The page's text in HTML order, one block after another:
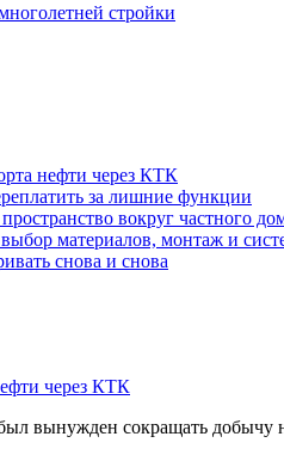
стройки
нефти через КТК
за лишние функции
вокруг частного
материалов, монтаж и
снова и снова
через КТК
вынужден сокращать